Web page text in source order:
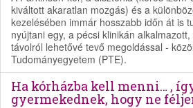
kiváltott akaratlan moz­gás) és a
kezelésében immár hosszabb időn át is
nyújtani egy, a pécsi klinikán
távolról lehetővé tevő megoldással -
Tudományegyetem (PTE).
Ha kórházba kell menni… ,
gyermekednek, hogy ne